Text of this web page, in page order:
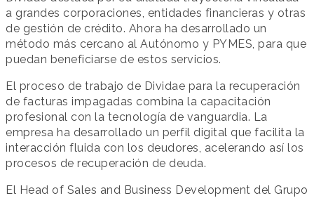
a grandes corporaciones, entidades financieras y otras
de gestión de crédito. Ahora ha desarrollado un
método más cercano al Autónomo y PYMES, para que
puedan beneficiarse de estos servicios.
El proceso de trabajo de Dividae para la recuperación
de facturas impagadas combina la capacitación
profesional con la tecnología de vanguardia. La
empresa ha desarrollado un perfil digital que facilita la
interacción fluida con los deudores, acelerando así los
procesos de recuperación de deuda.
El Head of Sales and Business Development del Grupo